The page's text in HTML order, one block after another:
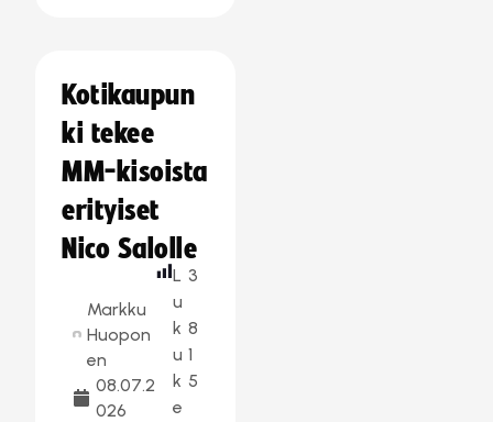
Kotikaupun
ki tekee
MM-kisoista
erityiset
Nico Salolle
Markku
Huopon
en
08.07.2
026
L
u
k
u
k
e
3
8
1
5